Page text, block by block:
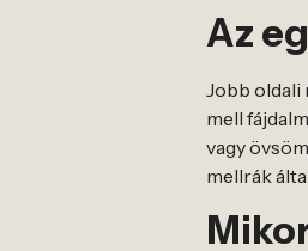
Az
Jobb oldali
mell
vagy
mellrák